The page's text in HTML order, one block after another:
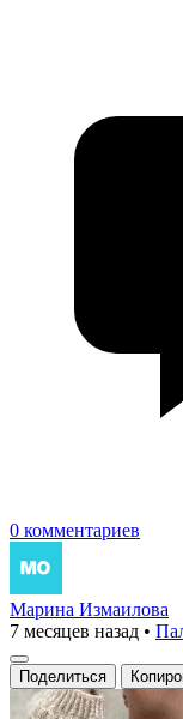
0 комментариев
Марина Измаилова
7 месяцев назад •
Поделиться